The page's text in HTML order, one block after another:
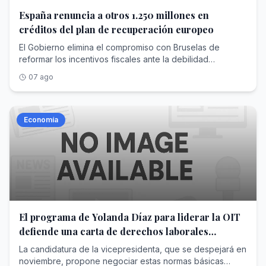
href="https://www.abc.es/economia/yolanda-diaz-
formaliza-candidatura-dirigir-oit-propone-
20260807195444-nt.html">Ver Más</a>
España renuncia a otros 1.250 millones en
créditos del plan de recuperación europeo
El Gobierno elimina el compromiso con Bruselas de
reformar los incentivos fiscales ante la debilidad
07 ago
Economía
El programa de Yolanda Díaz para liderar la OIT
defiende una carta de derechos laborales
mínimos para todos los países
La candidatura de la vicepresidenta, que se despejará en
noviembre, propone negociar estas normas básicas